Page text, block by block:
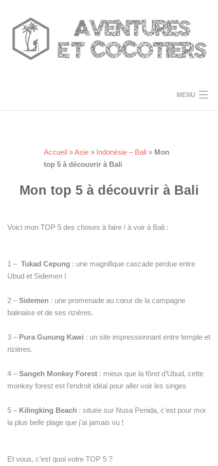
content
MENU
DESTINATIONS
A PROPOS
Accueil»Asie» Indonésie – Bali» Mon
top 5 à découvrir à Bali
Mon top 5 à découvrir à Bali
Voici mon TOP 5 des choses à faire / à voir à Bali :
1 – Tukad Cepung : une magnifique cascade perdue entre
Ubud et Sidemen !
2 –Sidemen : une promenade au cœur de la campagne
balinaise et de ses rizières.
3 – Pura Gunung Kawi : un site impressionnant entre temple et
rizières.
4 –Sangeh Monkey Forest : mieux que la fôret d’Ubud, cette
monkey forest est l’endroit idéal pour aller voir les singes
5 – Kilingking Beach : située sur Nusa Penida, c’est pour moi
la plus belle plage que j’ai jamais vu !
Et vous, c’est quoi votre TOP 5 ?